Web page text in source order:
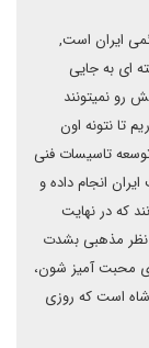
ایران است,
ای به جایی
رو نمیتونند
تا نتونه اون
تاسیسات فنی
انجام داده و
که در نهایت
نظر مذهبی بشدت
محبت آمیز شون،
شاه است که روزی